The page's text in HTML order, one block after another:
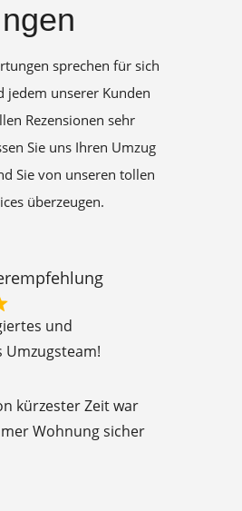
ngen
sprechen für sich
jedem unserer Kunden
Rezensionen sehr
Sie uns Ihren Umzug
Sie von unseren tollen
überzeugen.
und
kürzester Zeit war
Wohnung sicher